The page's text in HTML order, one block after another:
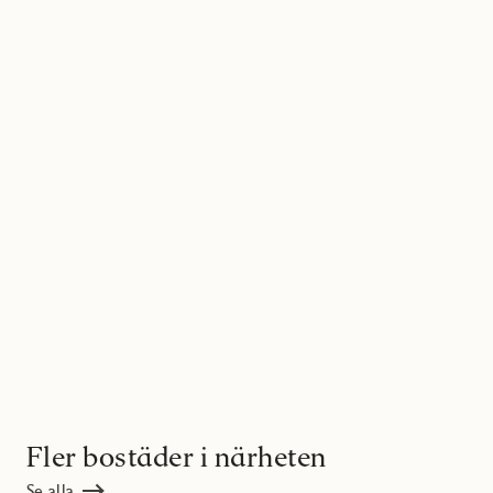
Fler bostäder i närheten